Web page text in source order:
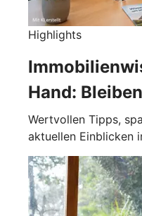
Highlights
Hand:
Wertvollen Tipps,
aktuellen Einblicken